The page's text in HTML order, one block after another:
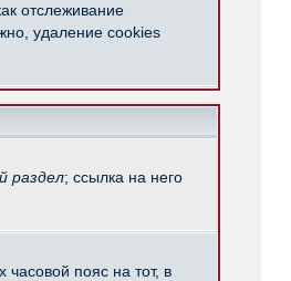
отслеживание
удаление cookies
раздел; ссылка на него
пояс на тот, в